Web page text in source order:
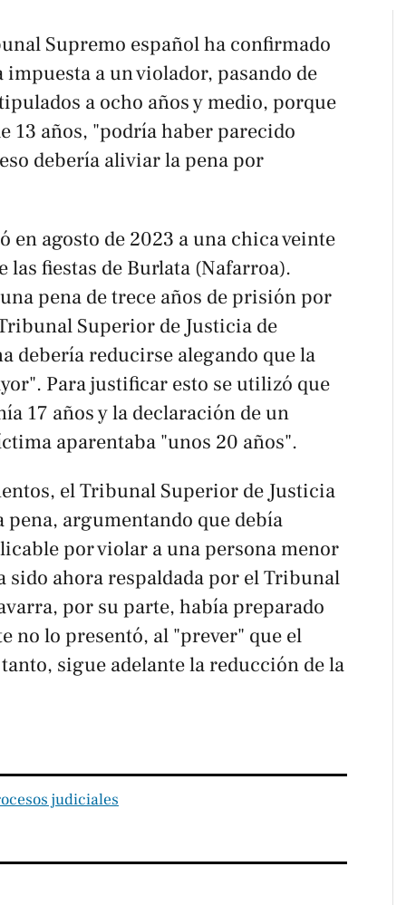
Supremo español ha confirmado
a un violador, pasando de
a ocho años y medio, porque
13 años, "podría haber parecido
debería aliviar la pena por
en agosto de 2023 a una chica veinte
las fiestas de Burlata (Nafarroa).
pena de trece años de prisión por
Superior de Justicia de
debería reducirse alegando que la
Para justificar esto se utilizó que
17 años y la declaración de un
aparentaba "unos 20 años".
el Tribunal Superior de Justicia
argumentando que debía
por violar a una persona menor
sido ahora respaldada por el Tribunal
por su parte, había preparado
no lo presentó, al "prever" que el
sigue adelante la reducción de la
judiciales